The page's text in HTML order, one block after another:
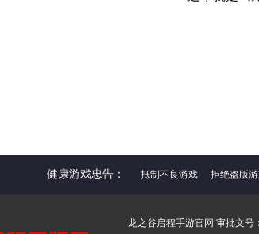
健康游戏忠告： 抵制不良游戏 拒绝盗版
龙之谷启程手游官网 审批文号